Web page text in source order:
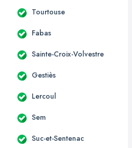
Tourtouse
Fabas
Sainte-Croix-Volvestre
Gestiès
Lercoul
Sem
Suc-et-Sentenac